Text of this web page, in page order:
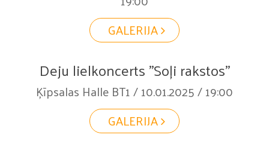
GALERIJA
Deju lielkoncerts "Soļi rakstos"
Ķīpsalas Halle BT1 / 10.01.2025 / 19:00
GALERIJA